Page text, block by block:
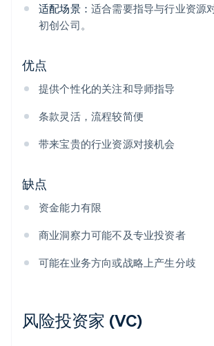
适配场景： 适合需要指导与行业资源
初创公司。
优点
提供个性化的关注和导师指导
条款灵活，流程较简便
带来宝贵的行业资源对接机会
缺点
资金能力有限
商业洞察力可能不及专业投资者
可能在业务方向或战略上产生分歧
风险投资家 (VC)